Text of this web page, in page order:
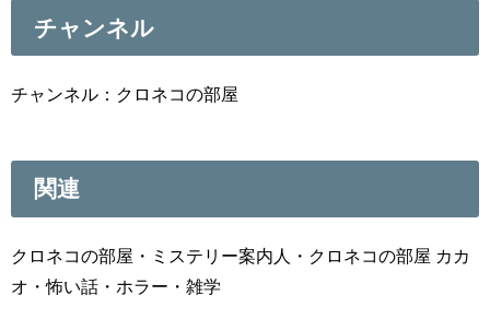
チャンネル
チャンネル：クロネコの部屋
関連
クロネコの部屋・ミステリー案内人・クロネコの部屋 カカ
オ・怖い話・ホラー・雑学